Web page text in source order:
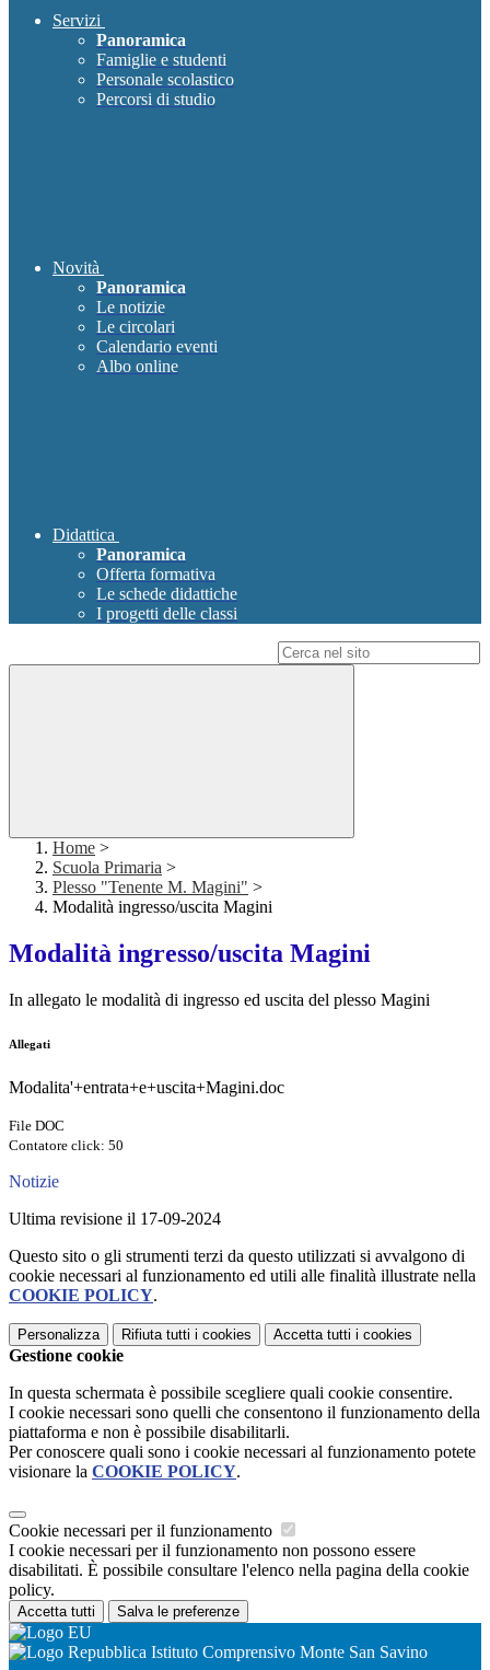
Servizi
Panoramica
Famiglie e studenti
Personale scolastico
Percorsi di studio
Novità
Panoramica
Le notizie
Le circolari
Calendario eventi
Albo online
Didattica
Panoramica
Offerta formativa
Le schede didattiche
I progetti delle classi
Home >
Scuola Primaria >
Plesso "Tenente M. Magini" >
Modalità ingresso/uscita Magini
Modalità ingresso/uscita Magini
In allegato le modalità di ingresso ed uscita del plesso Magini
Allegati
Modalita'+entrata+e+uscita+Magini.doc
File DOC
Contatore click: 50
Notizie
Ultima revisione il 17-09-2024
Questo sito o gli strumenti terzi da questo utilizzati si avvalgono di
cookie necessari al funzionamento ed utili alle finalità illustrate nella
COOKIE POLICY.
Personalizza Rifiuta tutti i cookies Accetta tutti i cookies
Gestione cookie
In questa schermata è possibile scegliere quali cookie consentire.
I cookie necessari sono quelli che consentono il funzionamento della
piattaforma e non è possibile disabilitarli.
Per conoscere quali sono i cookie necessari al funzionamento potete
visionare la COOKIE POLICY.
Cookie necessari per il funzionamento
I cookie necessari per il funzionamento non possono essere
disabilitati. È possibile consultare l'elenco nella pagina della cookie
policy.
Accetta tutti Salva le preferenze
Istituto Comprensivo Monte San Savino